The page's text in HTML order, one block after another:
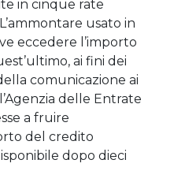
in cinque rate
usato in
eccedere l’importo
ai fini dei
comunicazione ai
delle Entrate
a fruire
del credito
dopo dieci